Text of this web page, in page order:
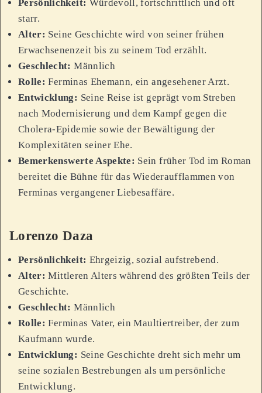
Persönlichkeit: Würdevoll, fortschrittlich und oft
starr.
Alter: Seine Geschichte wird von seiner frühen
Erwachsenenzeit bis zu seinem Tod erzählt.
Geschlecht: Männlich
Rolle: Ferminas Ehemann, ein angesehener Arzt.
Entwicklung: Seine Reise ist geprägt vom Streben
nach Modernisierung und dem Kampf gegen die
Cholera-Epidemie sowie der Bewältigung der
Komplexitäten seiner Ehe.
Bemerkenswerte Aspekte: Sein früher Tod im Roman
bereitet die Bühne für das Wiederaufflammen von
Ferminas vergangener Liebesaffäre.
Lorenzo Daza
Persönlichkeit: Ehrgeizig, sozial aufstrebend.
Alter: Mittleren Alters während des größten Teils der
Geschichte.
Geschlecht: Männlich
Rolle: Ferminas Vater, ein Maultiertreiber, der zum
Kaufmann wurde.
Entwicklung: Seine Geschichte dreht sich mehr um
seine sozialen Bestrebungen als um persönliche
Entwicklung.